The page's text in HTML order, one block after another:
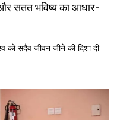
सतत भविष्य का आधार-
को सदैव जीवन जीने की दिशा दी